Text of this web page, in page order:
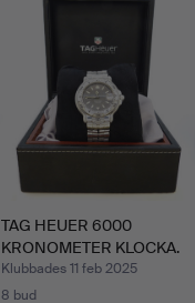
TAG HEUER 6000
KRONOMETER KLOCKA.
Klubbades 11 feb 2025
8 bud